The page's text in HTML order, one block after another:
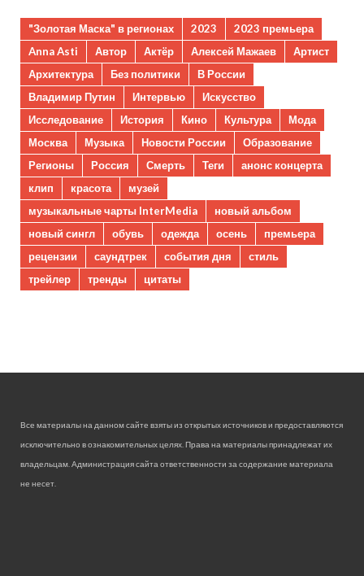
"Золотая Маска" в регионах 2023
2023 премьера
Anna Asti
Автор Актёр Алексей Мажаев
Артист
Архитектура
Без политики
В России
Владимир Путин
Интервью
Искусство
Исследование
История Кино Культура
Мода
Москва
Музыка Новости России
Образование
Регионы
Россия Смерть Теги
анонс концерта
клип
красота
музей
музыкальные чарты InterMedia
новый альбом
новый сингл
обувь одежда осень
премьера
рецензии
саундтрек события дня
стиль
трейлер
тренды цитаты
Все материалы на данном сайте взяты из открытых источников и предоставляются
исключительно в ознакомительных целях. Права на материалы принадлежат их
владельцам. Администрация сайта ответственности за содержание материала
не несет.